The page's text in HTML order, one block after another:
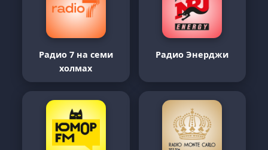
Радио 7 на семи
холмах
Радио Энерджи